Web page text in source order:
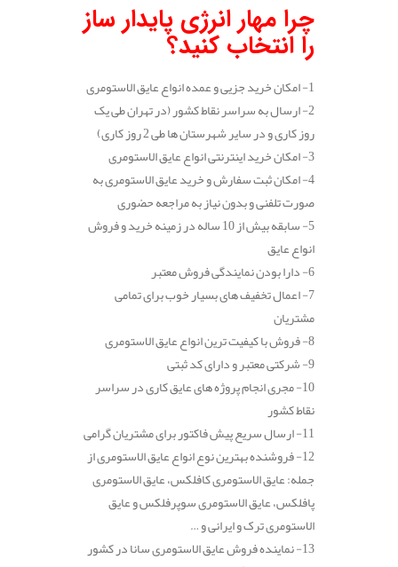
چرا مهار انرژی پایدار ساز
را انتخاب کنید؟
1- امکان خرید جزیی و عمده انواع عایق الاستومری
2- ارسال به سراسر نقاط کشور (در تهران طی یک
روز کاری و در سایر شهرستان ها طی 2 روز کاری)
3- امکان خرید اینترنتی انواع عایق الاستومری
4- امکان ثبت سفارش و خرید عایق الاستومری به
صورت تلفنی و بدون نیاز به مراجعه حضوری
5- سابقه بیش از 10 ساله در زمینه خرید و فروش
انواع عایق
6- دارا بودن نمایندگی فروش معتبر
7- اعمال تخفیف های بسیار خوب برای تمامی
مشتریان
8- فروش با کیفیت ترین انواع عایق الاستومری
9- شرکتی معتبر و دارای کد ثبتی
10- مجری انجام پروژه های عایق کاری در سراسر
نقاط کشور
11- ارسال سریع پیش فاکتور برای مشتریان گرامی
12- فروشنده بهترین نوع انواع عایق الاستومری از
جمله: عایق الاستومری کافلکس، عایق الاستومری
پافلکس، عایق الاستومری سوپرفلکس و عایق
الاستومری ترک و ایرانی و …
13- نماینده فروش عایق الاستومری سانا در کشور